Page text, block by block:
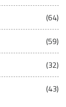
(64)
(59)
(32)
(43)